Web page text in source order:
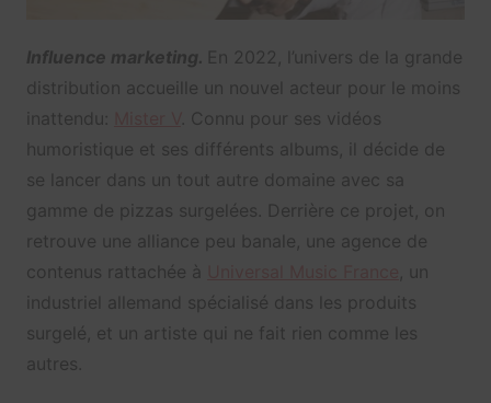
Influence marketing. En 2022, l’univers de la grande
distribution accueille un nouvel acteur pour le moins
inattendu:
. Connu pour ses vidéos
humoristique et ses différents albums, il décide de
se lancer dans un tout autre domaine avec sa
gamme de pizzas surgelées. Derrière ce projet, on
retrouve une alliance peu banale, une agence de
contenus rattachée à
, un
industriel allemand spécialisé dans les produits
surgelé, et un artiste qui ne fait rien comme les
autres.